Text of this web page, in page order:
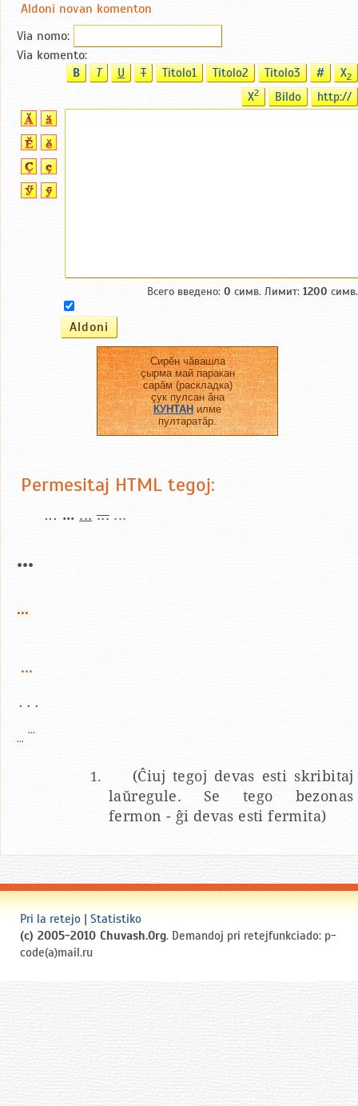
Aldoni novan komenton
Via nomo:
Via komento:
B T U T Titolo1 Titolo2 Titolo3 # X2
X2 Bildo http://
Всего введено: 0 симв. Лимит: 1200 симв.
Сирĕн чăвашла
çырма май паракан
сарăм (раскладка)
çук пулсан ăна
КУНТАН илме
пултаратăр.
Permesitaj HTML tegoj:
... ... ... ... ...
...
...
...
...
...
...
(Ĉiuj tegoj devas esti skribitaj
laŭregule. Se tego bezonas
fermon - ĝi devas esti fermita)
Pri la retejo | Statistiko
(c) 2005-2010 Chuvash.Org. Demandoj pri retejfunkciado: p-
code(a)mail.ru